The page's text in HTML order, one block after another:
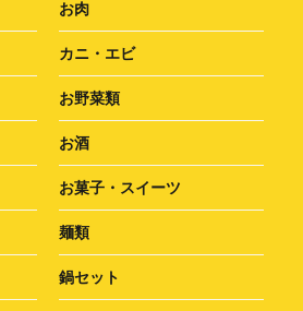
お肉
カニ・エビ
お野菜類
お酒
お菓子・スイーツ
麺類
鍋セット